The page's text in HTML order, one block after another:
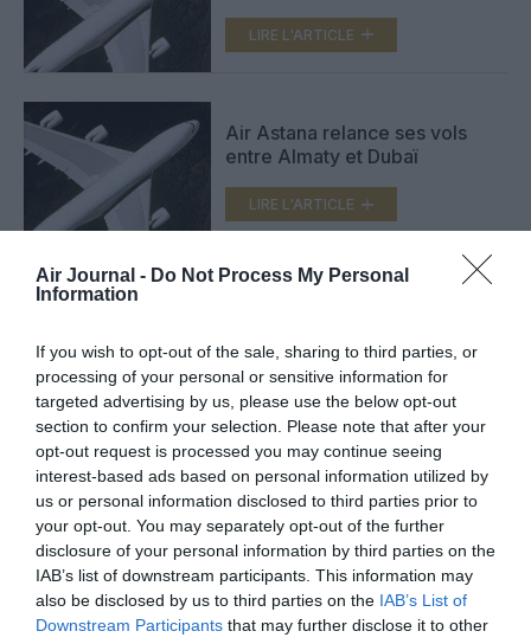
Air Journal - Do Not Process My Personal
Information
If you wish to opt-out of the sale, sharing to third parties, or
processing of your personal or sensitive information for
targeted advertising by us, please use the below opt-out
section to confirm your selection. Please note that after your
opt-out request is processed you may continue seeing
interest-based ads based on personal information utilized by
us or personal information disclosed to third parties prior to
your opt-out. You may separately opt-out of the further
disclosure of your personal information by third parties on the
IAB’s list of downstream participants. This information may
also be disclosed by us to third parties on the IAB’s List of
Downstream Participants that may further disclose it to other
LIRE L'ARTICLE
Air Astana relance ses vols
entre Almaty et Dubaï
LIRE L'ARTICLE
LIRE L'ARTICLE
VOIR PLUS D'ARTICLES
FAIRE UN DON